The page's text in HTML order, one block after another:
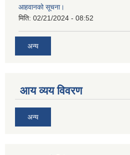
आहवानको सूचना।
मिति: 02/21/2024 - 08:52
अन्य
आय व्यय विवरण
अन्य